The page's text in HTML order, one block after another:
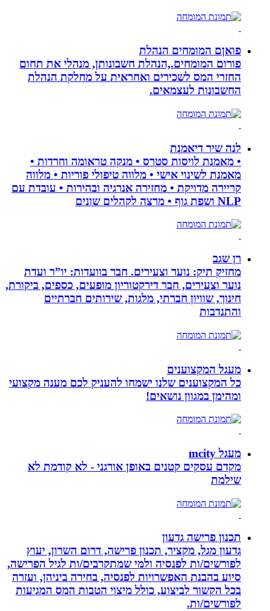
פואןם המומחים הנהלת
פורום המומחים.,הנהלת חשבונותן, מנהלי את תחום
החזרי המס לשכירים ואחראית על מחלקת הנהלת
החשבונות לעצמאים.
לנה שיר דיאמנת
• מאמנת לויסות סטרס • מנקה טראומה וחרדות •
מאמנת לשינוי אישי • מלווה טיפולי פוריות • מלווה
קריירה מדויקת • מחזירה אנרגיה ובהירות • עובדת עם
NLP ושפת גוף • מרצה לקהלים שונים
רן שגב
מחזיק תיק: נוער וצעירים. חבר בוועדות: יו”ר ועדת
נוער וצעירים, חבר דירקטוריון מופעים, כספים, ביקורת,
חינוך, שוויון חברתי, מלגות, שירותים חברתיים
והתנדבות
מעגל המקצוענים
כל המקצוענים שלנו ישמחו להעניק לכם מענה מקצועי
ומהימן במגוון נושאים!
מעגל mcity
מקדם עסקים קטנים באופן אורגני - לא קודמת לא
שילמת
תכנון פרישה גדעון
גדעון מגל, מקציר, תכנון פרישה, דרום השרון, יעוץ
לפורשים/ות לפנסיה ולמי שמתקרבים/ות לגיל הפרישה,
סיוע בהבנת האפשרויות לפנסיה, בחירה ביניהן, ועזרה
בכל הקשור לביצוע, כולל מיצוי הטבות המס המגיעות
לפורשים/ות.